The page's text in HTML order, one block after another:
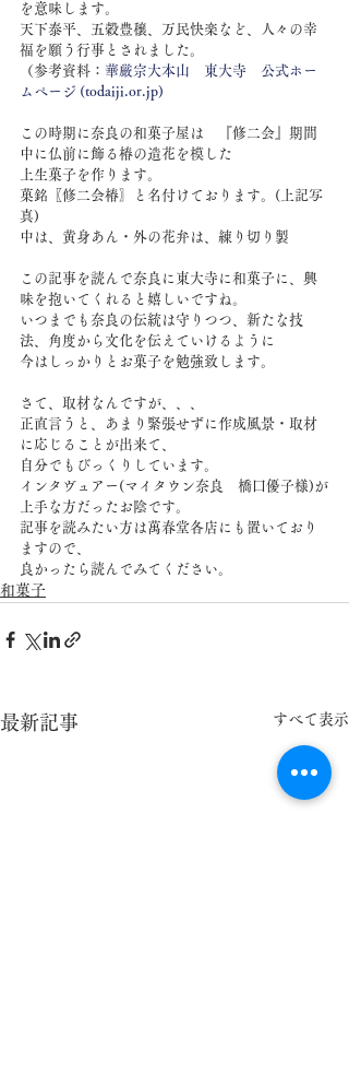
を意味します。
天下泰平、五穀豊穣、万民快楽など、人々の幸
福を願う行事とされました。
（参考資料： 華厳宗大本山　東大寺　公式ホー
ムページ (todaiji.or.jp)
この時期に奈良の和菓子屋は　『修二会』期間
中に仏前に飾る椿の造花を模した
上生菓子を作ります。
菓銘〖修二会椿〗と名付けております。(上記写
真)
中は、黄身あん・外の花弁は、練り切り製
この記事を読んで奈良に東大寺に和菓子に、興
味を抱いてくれると嬉しいですね。
いつまでも奈良の伝統は守りつつ、新たな技
法、角度から文化を伝えていけるように
今はしっかりとお菓子を勉強致します。
さて、取材なんですが、、、
正直言うと、あまり緊張せずに作成風景・取材
に応じることが出来て、
自分でもびっくりしています。
インタヴュアー(マイタウン奈良　橋口優子様)が
上手な方だったお陰です。
記事を読みたい方は萬春堂各店にも置いており
ますので、
良かったら読んでみてください。
和菓子
最新記事 すべて表示